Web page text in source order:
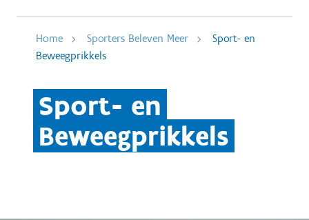
Home Sporters Beleven Meer
Sport- en
Beweegprikkels
Sport- en
Beweegprikkels